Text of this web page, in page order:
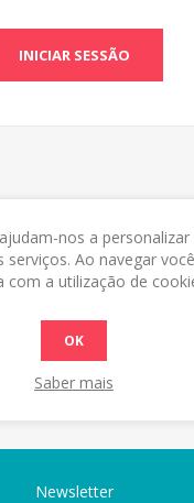
INICIAR SESSÃO
information here.
Newsletter
nos a personalizar
serviços. Ao navegar você
com a utilização de
OK
Saber mais